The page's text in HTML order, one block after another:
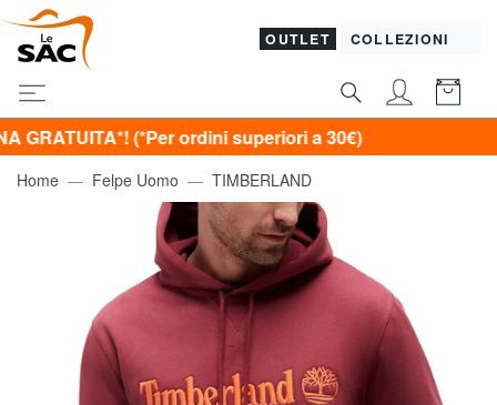
OUTLET COLLEZIONI
(*Per ordini superiori a 30€)
Home Felpe Uomo TIMBERLAND